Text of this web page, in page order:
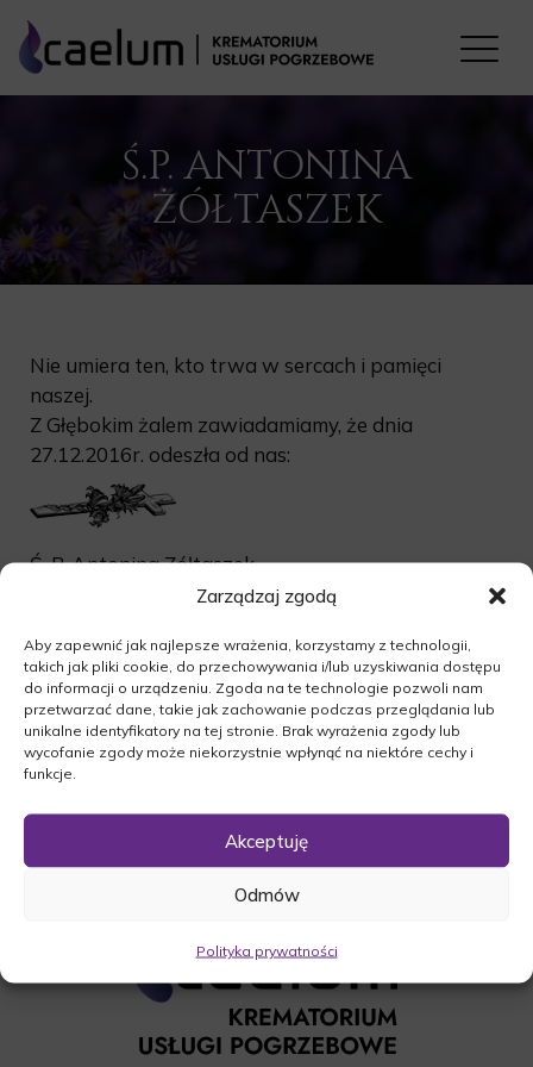
Zarządzaj zgodą
Aby zapewnić jak najlepsze wrażenia, korzystamy z technologii,
takich jak pliki cookie, do przechowywania i/lub uzyskiwania dostępu
do informacji o urządzeniu. Zgoda na te technologie pozwoli nam
przetwarzać dane, takie jak zachowanie podczas przeglądania lub
unikalne identyfikatory na tej stronie. Brak wyrażenia zgody lub
wycofanie zgody może niekorzystnie wpłynąć na niektóre cechy i
funkcje.
Akceptuję
Odmów
Polityka prywatności
Ś.P. ANTONINA
ŻÓŁTASZEK
Nie umiera ten, kto trwa w sercach i pamięci
naszej.
Z Głębokim żalem zawiadamiamy, że dnia
27.12.2016r. odeszła od nas:
Ś. P. Antonina Zółtaszek
Msza żałobna odbędzie się dnia 30.12.2016r. o
Ceremonia pogrzebowa na cmentarzu
komunalnym w Bukowcu po mszy świętej.
O czym zawiadamia pogrążona w smutku
Rodzina.